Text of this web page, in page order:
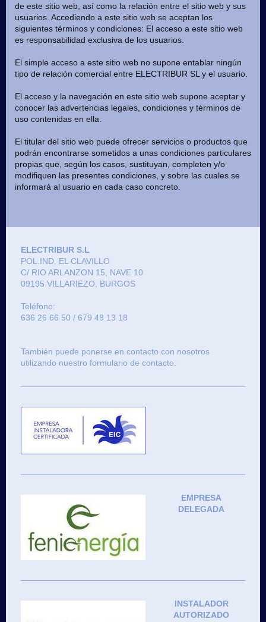
de este sitio web, así como la relación entre el sitio web y sus
usuarios. Accediendo a este sitio web se aceptan los
siguientes términos y condiciones: El acceso a este sitio web
es responsabilidad exclusiva de los usuarios.
El simple acceso a este sitio web no supone entablar ningún
tipo de relación comercial entre ELECTRIBUR SL y el usuario.
El acceso y la navegación en este sitio web supone aceptar y
conocer las advertencias legales, condiciones y términos de
uso contenidas en ella.
El titular del sitio web puede ofrecer servicios o productos que
podrán encontrarse sometidos a unas condiciones particulares
propias que, según los casos, sustituyan, completen y/o
modifiquen las presentes condiciones, y sobre las cuales se
informará al usuario en cada caso concreto.
ELECTRIBUR S.L
POL.IND. EL CLAVILLO
C/ RIO ARLANZON 15, NAVE 10
09195 VILLARIEZO, BURGOS
Teléfono:
636 26 66 50 / 679 48 13 18
También puede ponerse en contacto con nosotros
utilizando nuestro formulario de contacto.
EMPRESA
DELEGADA
INSTALADOR
AUTORIZADO